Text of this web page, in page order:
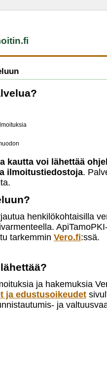
kautta voi lähettää
ilmoitustiedostoja.
henkilökohtaisilla
tarkemmin Vero.fi:ssä.
ja hakemuksia
ja edustusoikeudet
ja